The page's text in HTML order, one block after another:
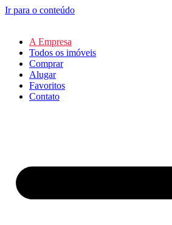
Ir para o conteúdo
A Empresa
Todos os imóveis
Comprar
Alugar
Favoritos
Contato